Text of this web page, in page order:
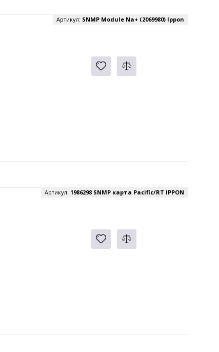
Артикул: SNMP Module Na+ (2069980) Ippon
Артикул: 1986298 SNMP карта Pacific/RT IPPON